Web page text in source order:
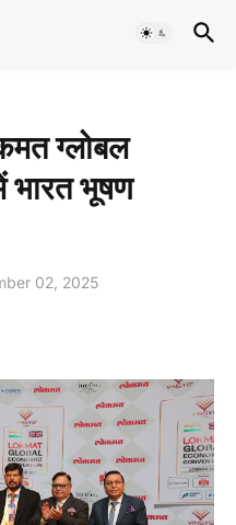
ग्लोबल
भारत भूषण
02, 2025